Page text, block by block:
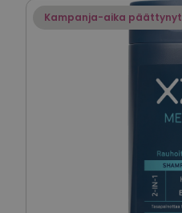
Kampanja-aika päättynyt